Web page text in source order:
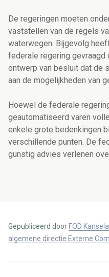
De regeringen moeten
vaststellen van de regels
waterwegen. Bijgevolg
federale regering gevraagd
ontwerp van besluit dat de
aan de mogelijkheden van
Hoewel de federale
geautomatiseerd varen
enkele grote bedenkingen
verschillende punten. De
gunstig advies verlenen
Gepubliceerd door FOD
algemene directie Externe